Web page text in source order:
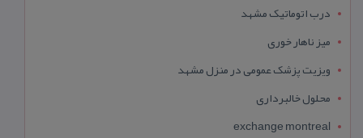
درب اتوماتیک مشهد
میز ناهار خوری
ویزیت پزشک عمومی در منزل مشهد
محلول خالبرداری
exchange montreal